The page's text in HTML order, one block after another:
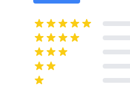
5-star reviews
4-star reviews
3-star reviews
2-star reviews
1-star reviews